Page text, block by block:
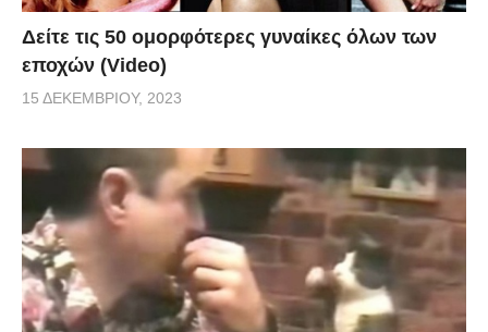
Δείτε τις 50 ομορφότερες γυναίκες όλων των
εποχών (Video)
15 ΔΕΚΕΜΒΡΊΟΥ, 2023